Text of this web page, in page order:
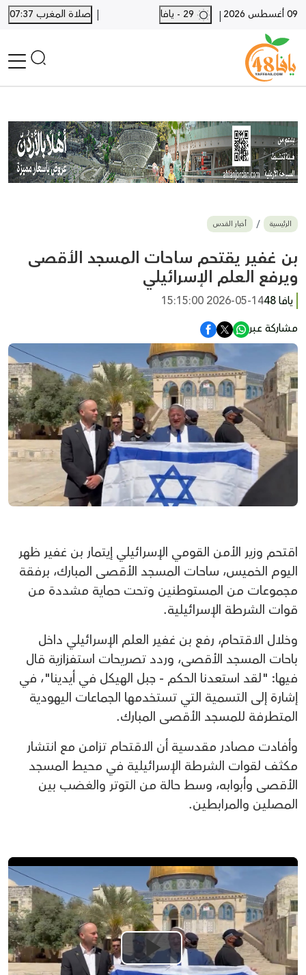
09 أغسطس 2026 |
| صلاة المغرب 07:37
أخبار محلية
أخبار يافا
SHORTS
أخبار اللد والرملة
بيع وشراء
أخبار القدس
وفيات
المزيد
ارسل خبر
الرئيسية أخبار القدس
بن غفير يقتحم ساحات المسجد الأقصى
ويرفع العلم الإسرائيلي
يافا 48
2026-05-14 15:15:00
مشاركة عبر
اقتحم وزير الأمن القومي الإسرائيلي إيتمار بن غفير ظهر
اليوم الخميس، ساحات المسجد الأقصى المبارك، برفقة
مجموعات من المستوطنين وتحت حماية مشددة من
قوات الشرطة الإسرائيلية.
وخلال الاقتحام، رفع بن غفير العلم الإسرائيلي داخل
باحات المسجد الأقصى، وردد تصريحات استفزازية قال
فيها: "لقد استعدنا الحكم - جبل الهيكل في أيدينا"، في
إشارة إلى التسمية التي تستخدمها الجماعات اليهودية
المتطرفة للمسجد الأقصى المبارك.
وأفادت مصادر مقدسية أن الاقتحام تزامن مع انتشار
مكثف لقوات الشرطة الإسرائيلية في محيط المسجد
الأقصى وأبوابه، وسط حالة من التوتر والغضب بين
المصلين والمرابطين.
Play